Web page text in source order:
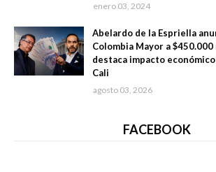
enero 03, 2024
Abelardo de la Espriella
Colombia Mayor a
destaca impacto
Cali
agosto 03, 2026
FACEBOOK